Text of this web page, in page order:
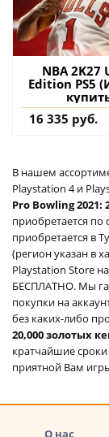
NBA 2K27
Edition PS5
16 335 руб.
В нашем
Playstation 4 и
Pro Bowling 2021:
приобретается
приобретается в
(регион указан в
Playstation Store
БЕСПЛАТНО. Мы
покупки на
без каких-либо
20,000 золотых
кратчайшие сроки
приятной Вам
О нас